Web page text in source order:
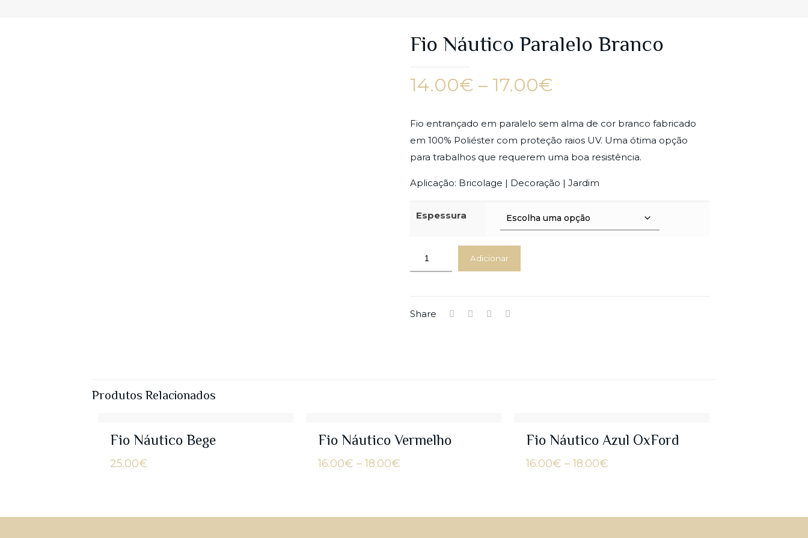
Fio Náutico Paralelo Branco
14.00€ – 17.00€
14.00€
through
17.00€
Fio entrançado em paralelo sem alma de cor branco fabricado
em 100% Poliéster com proteção raios UV. Uma ótima opção
para trabalhos que requerem uma boa resistência.
Aplicação: Bricolage | Decoração | Jardim
Espessura
Adicionar
Share
Produtos Relacionados
Fio Náutico Bege
25.00€
Fio Náutico Vermelho
16.00€ – 18.00€Price
Fio Náutico Azul OxFord
16.00€ – 18.00€Price